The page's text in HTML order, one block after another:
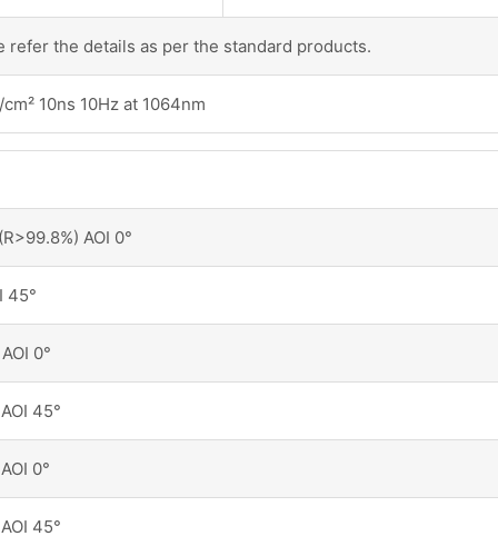
refer the details as per the standard products.
10ns 10Hz at 1064nm
AOI 0°
45°
0°
45°
0°
45°